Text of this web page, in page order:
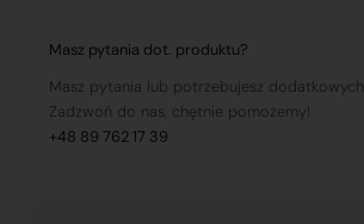
Masz pytania dot. produktu?
Masz pytania lub potrzebujesz
Zadzwoń do nas, chętnie pomożemy!
+48 89 762 17 39